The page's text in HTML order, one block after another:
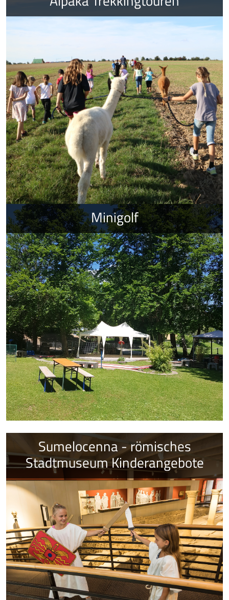
Minigolf
Sumelocenna - römisches
Stadtmuseum Kinderangebote